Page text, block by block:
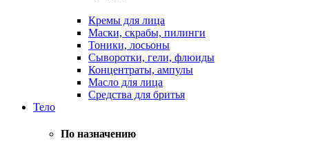
Кремы для лица
Маски, скрабы, пилинги
Тоники, лосьоны
Сыворотки, гели, флюиды
Концентраты, ампулы
Масло для лица
Средства для бритья
Тело
По назначению